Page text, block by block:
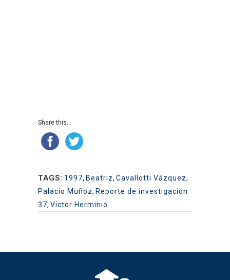
Share this...
TAGS: 1997, Beatriz, Cavallotti Vázquez,
Palacio Muñoz, Reporte de investigación
37, Víctor Herminio